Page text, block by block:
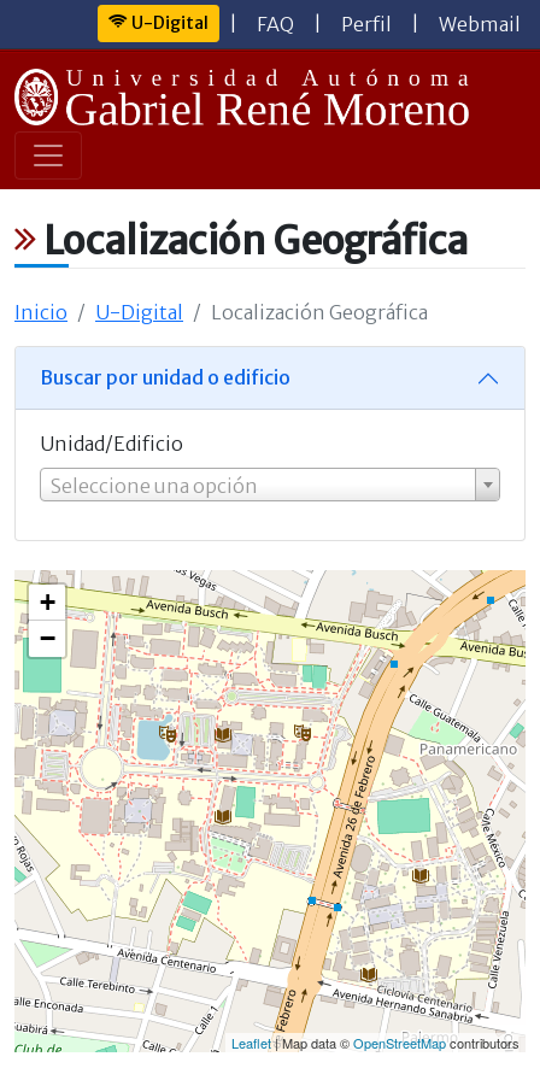
U-Digital FAQ Perfil Webmail
Localización Geográfica
Inicio U-Digital Localización Geográfica
Buscar por unidad o edificio
Unidad/Edificio
Seleccione una opción
+
−
Leaflet| Map data ©OpenStreetMapcontributors